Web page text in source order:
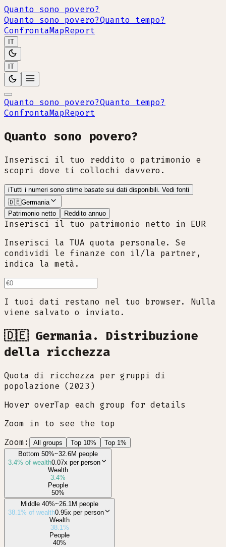
Quanto sono povero?
Quanto sono povero?Quanto tempo?
ConfrontaMapReport
IT
IT
Quanto sono povero?Quanto tempo?
ConfrontaMapReport
Quanto sono povero?
Inserisci il tuo reddito o patrimonio e
scopri dove ti collochi davvero.
iTutti i numeri sono stime basate sui dati disponibili. Vedi fonti
🇩🇪Germania
Patrimonio netto
Reddito annuo
Inserisci il tuo patrimonio netto in EUR
Inserisci la TUA quota personale. Se
condividi le finanze con il/la partner,
indica la metà.
I tuoi dati restano nel tuo browser. Nulla
viene salvato o inviato.
🇩🇪 Germania. Distribuzione
della ricchezza
Quota di ricchezza per gruppi di
popolazione (2023)
Hover overTap each group for details
Zoom in to see the top
Zoom:
All groups Top 10%
Top 1%
Bottom 50%~32.6M people
3.4% of wealth0.07x per person
Wealth
3.4%
People
50%
Middle 40%~26.1M people
38.1% of wealth0.95x per person
Wealth
38.1%
People
40%